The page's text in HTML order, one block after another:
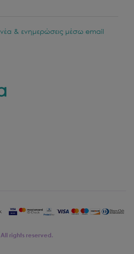
& ενημερώσεις μέσω email
rights reserved.